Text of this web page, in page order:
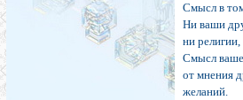
Смысл в
Ни ваши
ни
Смысл
от мнения
желаний.